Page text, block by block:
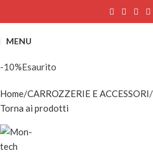
MENU
-10%Esaurito
Home CARROZZERIE E ACCESSORI
Torna ai prodotti